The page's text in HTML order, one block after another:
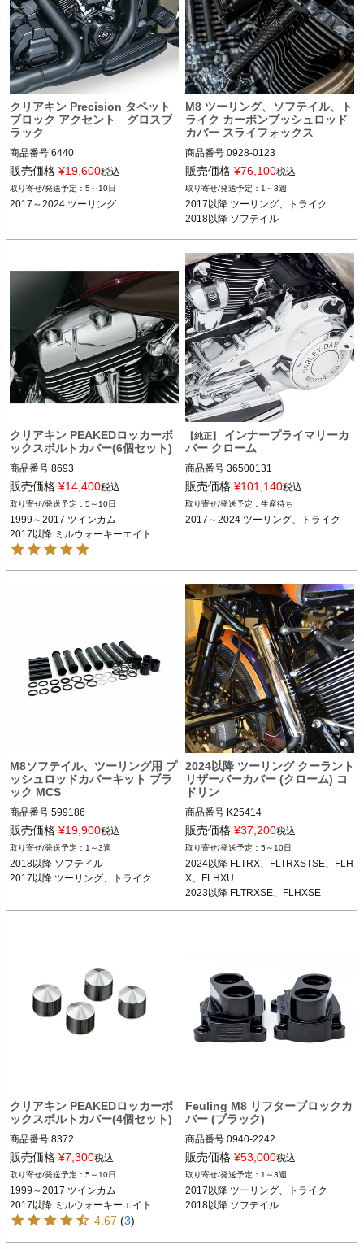
クリアキン Precision タペット
ブロック アクセント グロスブ
ラック
商品番号 6440
2017～2024 ツーリング
kuryakyn（クリアキン）
販売価格 ¥19,600税込
5～10日
2017～2024 ツーリング
M8 ツーリング、ソフテイル、ト
ライク カーボンプッシュロッド
カバー スライフォックス
商品番号 0928-0123
M型番：1012-PCXC
販売価格 ¥76,100税込
1～3週
2017以降 ツーリング、トライク
2018以降 ソフテイル
クリアキン PEAKEDロッカーボ
ックスボルトカバー(6個セット)
商品番号 8693
1999～2017 ツインカム
2017以降 ミルウォーキーエイト
kuryakyn（クリアキン）
販売価格 ¥14,400税込
5～10日
1999～2017 ツインカム
2017以降 ミルウォーキーエイト
【純正】
インナープライマリーカ
バー クローム
商品番号 36500131
2017～2024 ツーリング、トライク
Harley Davidson（ハーレー ダビッド
販売価格 ¥101,140税込
生産待ち
2017～2024 ツーリング、トライク
M8ソフテイル、ツーリング用 プ
ッシュロッドカバーキット ブラ
ック MCS
商品番号 599186
2018以降 ソフテイル
2017以降 ツーリング、トライク
MCS
販売価格 ¥19,900税込
1～3週
2018以降 ソフテイル
2024以降 ツーリング クーラント
リザーバーカバー (クローム) コ
ドリン
商品番号 K25414
3OT：0932-0314
販売価格 ¥37,200税込
5～10日
2024以降 FLTRX、FLTRXSTSE、FLH
X、FLHXU
2023以降 FLTRXSE、FLHXSE
クリアキン PEAKEDロッカーボ
ックスボルトカバー(4個セット)
商品番号 8372
1999～2017 ツインカム
kuryakyn（クリアキン）
販売価格 ¥7,300税込
5～10日
1999～2017 ツインカム
2017以降 ミルウォーキーエイト
4.67 (3)
Feuling M8 リフターブロックカ
バー (ブラック)
商品番号 0940-2242
M型番：9196
販売価格 ¥53,000税込
1～3週
2017以降 ツーリング、トライク
2018以降 ソフテイル